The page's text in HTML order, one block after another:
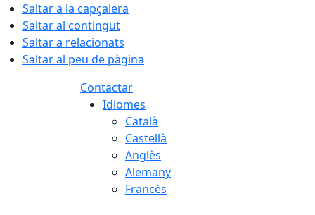
Saltar a la capçalera
Saltar al contingut
Saltar a relacionats
Saltar al peu de pàgina
Contactar
Idiomes
Català
Castellà
Anglès
Alemany
Francès